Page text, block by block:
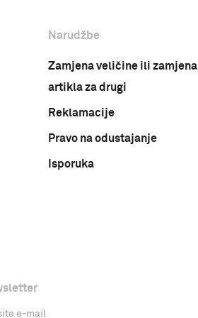
Narudžbe
Zamjena veličine ili zamjena
artikla za drugi
Reklamacije
Pravo na odustajanje
Isporuka